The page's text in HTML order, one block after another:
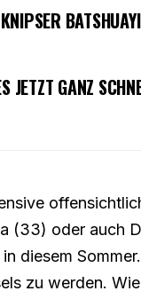
JETZT GANZ
(33) oder auch
diesem Sommer.
zu werden.